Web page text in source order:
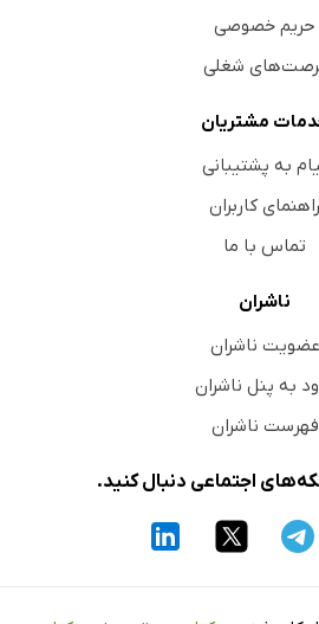
حریم خصوصی
شغلی
مشتریان
به پشتیبانی
راهنمای کاربران
تماس با ما
ناشران
عضویت ناشران
به پنل ناشران
فهرست ناشران
اجتماعی دنبال کنید.